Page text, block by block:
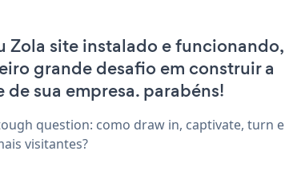
Zola site instalado e funcionando,
grande desafio em construir a
sua empresa. parabéns!
question: como draw in, captivate, turn e
visitantes?